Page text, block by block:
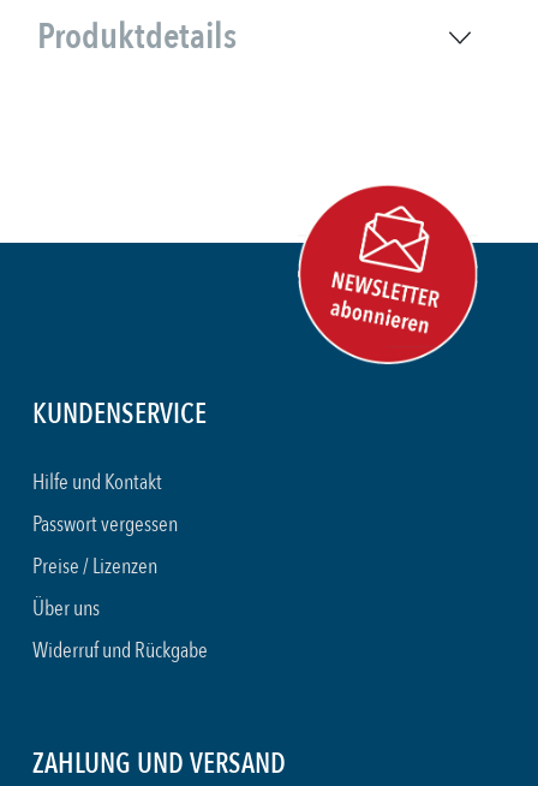
Produktdetails
KUNDENSERVICE
Hilfe und Kontakt
Passwort vergessen
Preise / Lizenzen
Über uns
Widerruf und Rückgabe
ZAHLUNG UND VERSAND